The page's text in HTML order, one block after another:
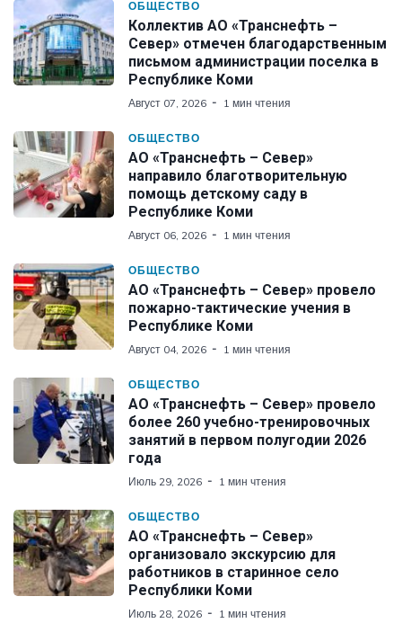
ОБЩЕСТВО
Коллектив АО «Транснефть –
Север» отмечен благодарственным
письмом администрации поселка в
Республике Коми
Август 07, 2026 1 мин чтения
ОБЩЕСТВО
АО «Транснефть – Север»
направило благотворительную
помощь детскому саду в
Республике Коми
Август 06, 2026 1 мин чтения
ОБЩЕСТВО
АО «Транснефть – Север» провело
пожарно-тактические учения в
Республике Коми
Август 04, 2026 1 мин чтения
ОБЩЕСТВО
АО «Транснефть – Север» провело
более 260 учебно-тренировочных
занятий в первом полугодии 2026
года
Июль 29, 2026 1 мин чтения
ОБЩЕСТВО
АО «Транснефть – Север»
организовало экскурсию для
работников в старинное село
Республики Коми
Июль 28, 2026 1 мин чтения